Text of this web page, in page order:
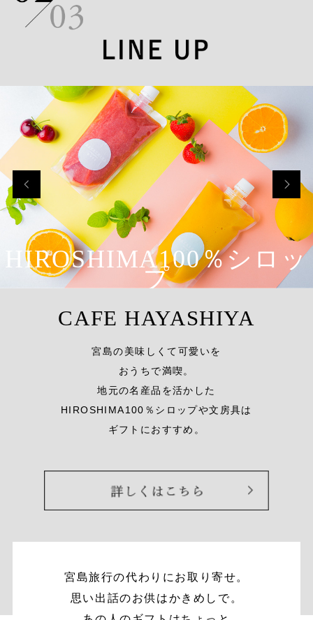
HIROSHIMA100％シロッ
プ
CAFE HAYASHIYA
宮島の美味 し く て可愛 いを
お う ちで満喫。
地元の名 産品 を活か し た
HI ROSHI MA100 ％ シ ロ ッ プや文 房具は
ギフ ト におすすめ 。
宮島旅行の代わりにお取り寄せ。
思い出話のお供はかきめしで。